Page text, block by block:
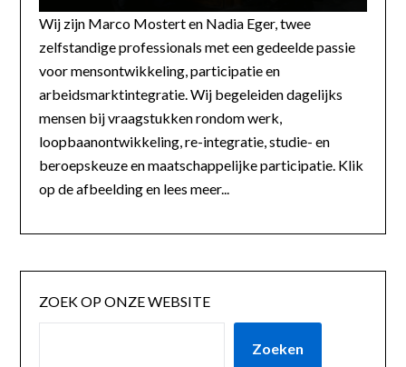
Wij zijn Marco Mostert en Nadia Eger, twee
zelfstandige professionals met een gedeelde passie
voor mensontwikkeling, participatie en
arbeidsmarktintegratie. Wij begeleiden dagelijks
mensen bij vraagstukken rondom werk,
loopbaanontwikkeling, re-integratie, studie- en
beroepskeuze en maatschappelijke participatie. Klik
op de afbeelding en lees meer...
ZOEK OP ONZE WEBSITE
Zoeken